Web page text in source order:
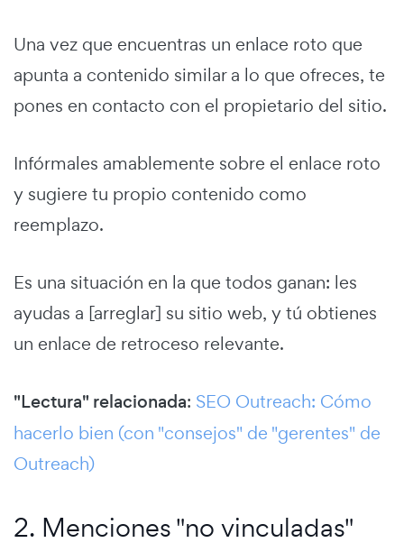
Una vez que encuentras un enlace roto que
apunta a contenido similar a lo que ofreces, te
pones en contacto con el propietario del sitio.
Infórmales amablemente sobre el enlace roto
y sugiere tu propio contenido como
reemplazo.
Es una situación en la que todos ganan: les
ayudas a [arreglar] su sitio web, y tú obtienes
un enlace de retroceso relevante.
"Lectura" relacionada: SEO Outreach: Cómo
hacerlo bien (con "consejos" de "gerentes" de
Outreach)
2. Menciones "no vinculadas"